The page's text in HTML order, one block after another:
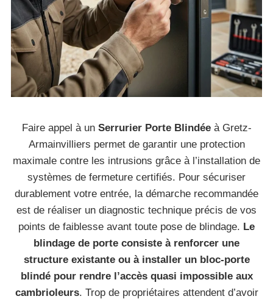
Faire appel à un Serrurier Porte Blindéeà Gretz-
Armainvilliers permet de garantir une protection
maximale contre les intrusions grâce à l’installation de
systèmes de fermeture certifiés. Pour sécuriser
durablement votre entrée, la démarche recommandée
est de réaliser un diagnostic technique précis de vos
points de faiblesse avant toute pose de blindage. Le
blindage de porte consiste à renforcer une
structure existante ou à installer un bloc-porte
blindé pour rendre l’accès quasi impossible aux
cambrioleurs. Trop de propriétaires attendent d’avoir